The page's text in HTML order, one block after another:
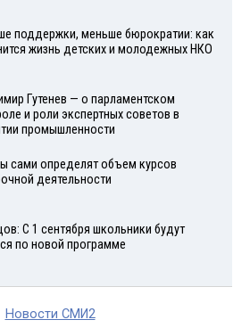
поддержки, меньше бюрократии: как
жизнь детских и молодежных НКО
Гутенев — о парламентском
и роли экспертных советов в
промышленности
сами определят объем курсов
деятельности
С 1 сентября школьники будут
по новой программе
Новости СМИ2